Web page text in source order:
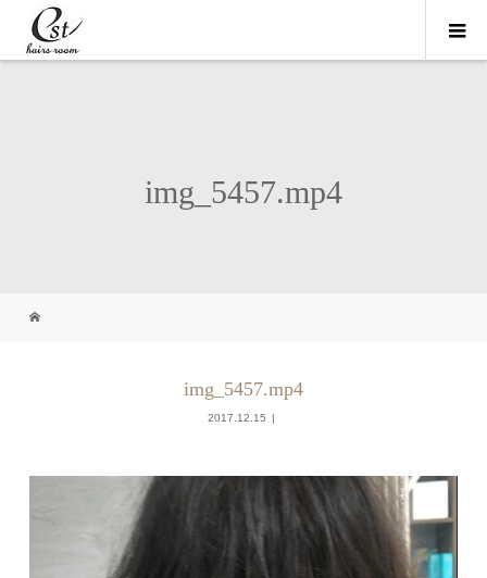
img_5457.mp4
img_5457.mp4
2017.12.15